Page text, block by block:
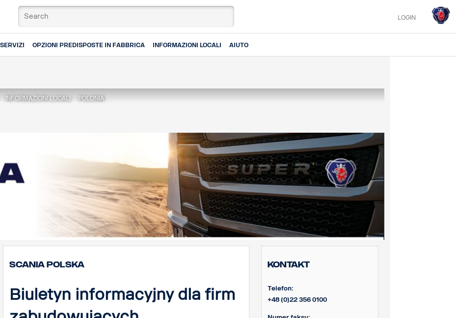
LOGIN
OPZIONI PREDISPOSTE IN FABBRICA INFORMAZIONI LOCALI AIUTO
INFORMAZIONI LOCALI POLONIA
Scania Polska
Biuletyn informacyjny dla firm
Kontakt
Telefon:
+48 (0)22 356 0100